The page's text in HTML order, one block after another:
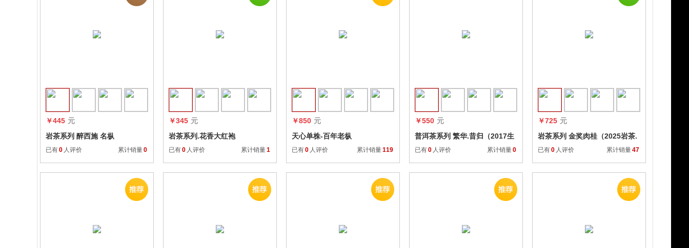
￥445 元
岩茶系列 醉西施 名枞
已有0 人评价 累计销量0
￥345 元
岩茶系列.花香大红袍
已有0 人评价 累计销量1
￥850 元
天心单株-百年老枞
已有0 人评价 累计销量119
￥550 元
普洱茶系列 繁华.昔归（2017生
普.二两装）
已有0 人评价 累计销量0
￥725 元
岩茶系列 金奖肉桂（2025岩茶.
一两装）
已有0 人评价 累计销量47